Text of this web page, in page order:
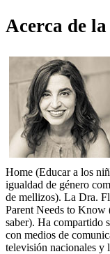
Acerca de
Home (Educar a los
igualdad de género
de mellizos). La Dra.
Parent Needs to Know
saber). Ha compartido
con medios de
televisión nacionales y